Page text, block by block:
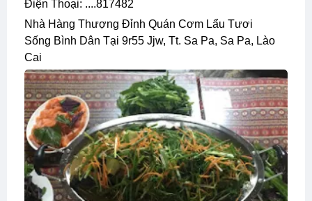
Điện Thoại: ....817482
Nhà Hàng Thượng Đỉnh Quán Cơm Lẩu Tươi
Sống Bình Dân Tại 9r55 Jjw, Tt. Sa Pa, Sa Pa, Lào
Cai